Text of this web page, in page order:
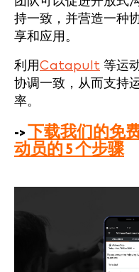
持一致，并营造一种
享和应用。
利用Catapult 等运
协调一致，从而支持
率。
->
下载我们的免
动员的 5 个步骤